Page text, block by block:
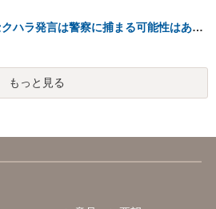
DMで未成年へのセクハラ発言は警察に捕まる可能性はありますか
もっと見る